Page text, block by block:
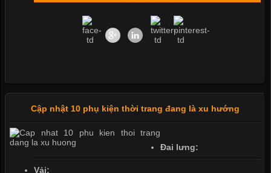
Cập nhật 10 phụ kiện thời trang đang là xu hướng
Đai lưng:
Vải: